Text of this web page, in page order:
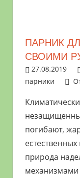
Поможем
обустройстве
дачного
участка
выращивании
урожая.
ПАРНИК
СВОИМИ
27.08.2019
парники
погибают,
природа
механизмами